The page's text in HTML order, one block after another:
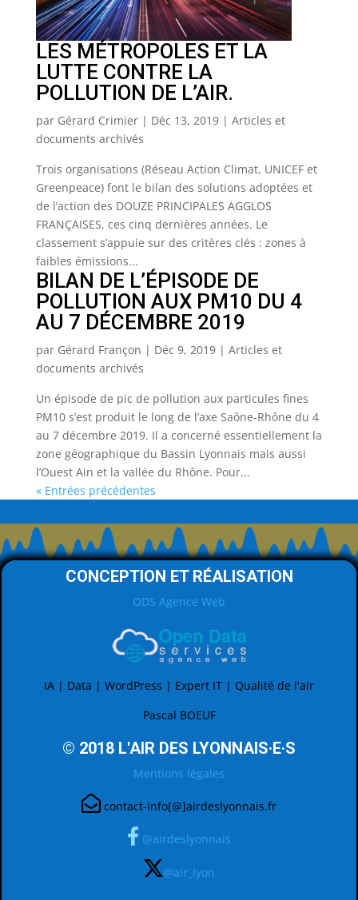
LES MÉTROPOLES ET LA
LUTTE CONTRE LA
POLLUTION DE L’AIR.
par Gérard Crimier| Déc 13, 2019| Articles et
documents archivés
Trois organisations (Réseau Action Climat, UNICEF et
Greenpeace) font le bilan des solutions adoptées et
de l’action des DOUZE PRINCIPALES AGGLOS
FRANÇAISES, ces cinq dernières années. Le
classement s’appuie sur des critères clés : zones à
faibles émissions...
BILAN DE L’ÉPISODE DE
POLLUTION AUX PM10 DU 4
AU 7 DÉCEMBRE 2019
par Gérard Françon | Déc 9, 2019| Articles et
documents archivés
Un épisode de pic de pollution aux particules fines
PM10 s’est produit le long de l’axe Saône-Rhône du 4
au 7 décembre 2019. Il a concerné essentiellement la
zone géographique du Bassin Lyonnais mais aussi
l’Ouest Ain et la vallée du Rhône. Pour...
« Entrées précédentes
CONCEPTION ET RÉALISATION
ODS Agence Web
IA | Data | WordPress | Expert IT | Qualité de l'air
Pascal BOEUF
© 2018 L'AIR DES LYONNAIS·E·S
Mentions légales
contact-info[@]airdeslyonnais.fr
@airdeslyonnais
@air_lyon